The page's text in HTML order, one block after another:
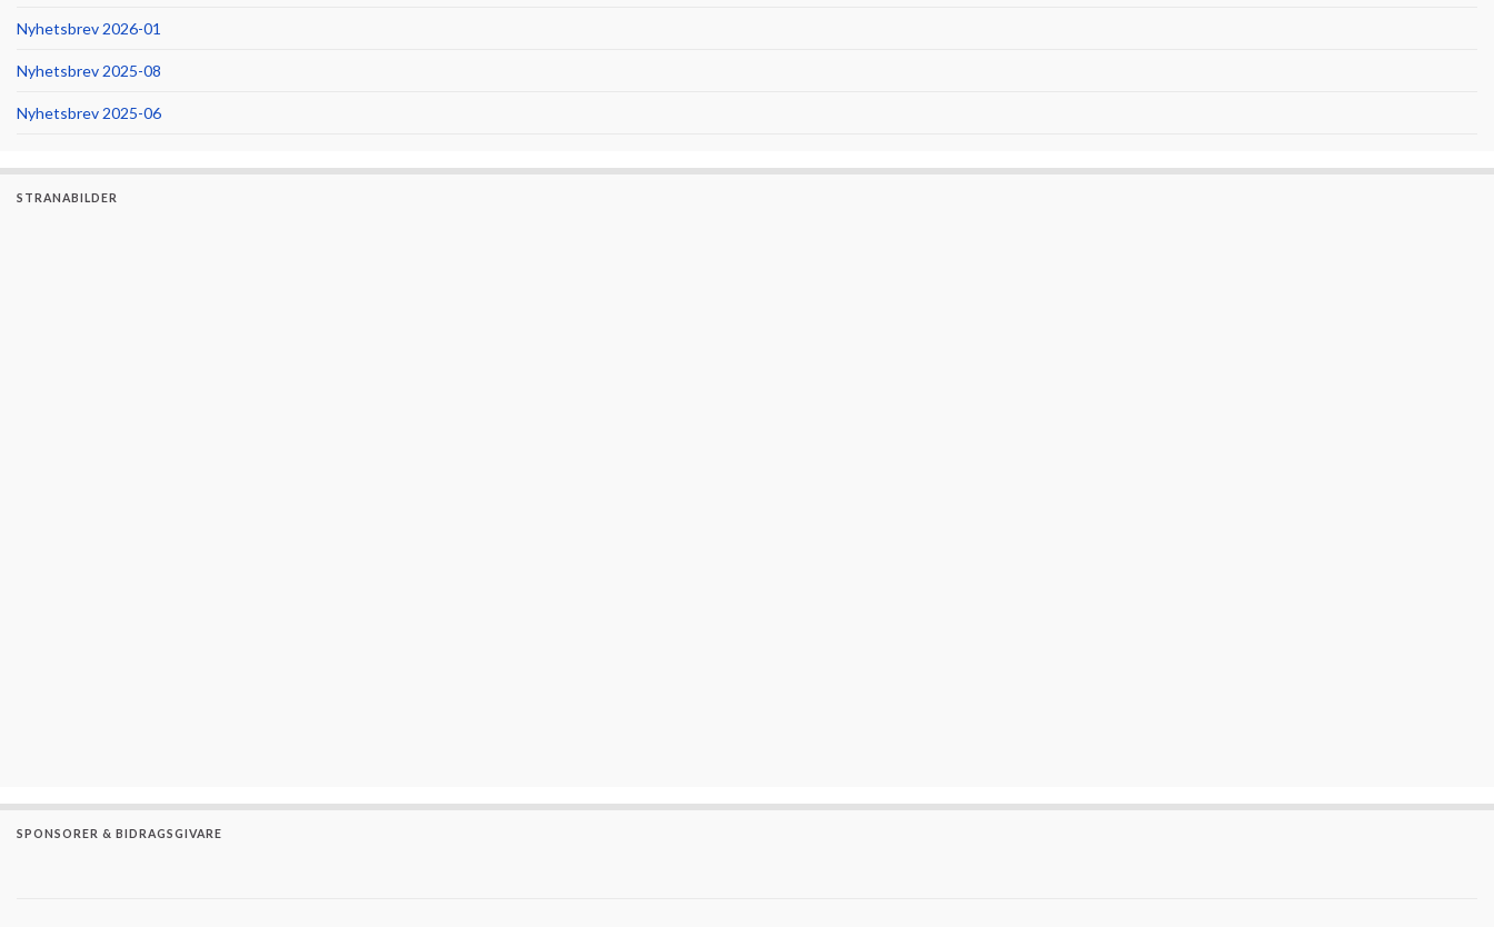
Nyhetsbrev 2026-01
Nyhetsbrev 2025-08
Nyhetsbrev 2025-06
STRANABILDER
SPONSORER & BIDRAGSGIVARE